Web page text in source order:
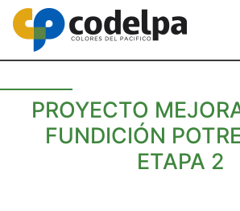
PROYECTO
FUNDICIÓN
ETAPA 2